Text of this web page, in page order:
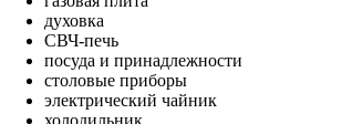
духовка
СВЧ-печь
посуда и принадлежности
столовые приборы
электрический чайник
холодильник